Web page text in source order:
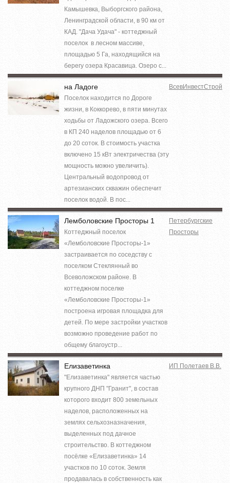
Камышевка, Выборгского района,
Ленинградской области, в 90 км от
КАД. "Дача Удача" - коттеджный
поселок в лесном массиве,
площадью 5 Га, находящийся на
берегу озера Красавица. Озеро с...
на Ладоге
Поселок находится по Дороге
жизни, в Коккорево, в пяти минутах
ходьбы от Ладожского озера. Всего
в КП 240 наделов площадью от 6
до 20 соток. В стоимость участка
включено 15 кВт электричества (эту
мощность можно увеличить).
Центральный водопровод от
артезианских скважин обеспечит
поселок водой. В пос...
ВсевИнвестСтрой
Лемболовские Просторы 1
Коттеджный поселок
«Лемболовские Просторы-1»
застраивается по соседству с
поселком Стеклянный во
Всеволожском районе. В
коттеджном поселке
«Лемболовские Просторы-1»
построена игровая площадка для
детей. По мере застройки участков
возможно проведение работ по
общему благоустр...
Петербургские
Просторы
Елизаветинка
"Елизаветинка" является частью
крупного ДНП "Гранит", в состав
которого входит 800 земельных
наделов, расположенных на
землях сельхозназначения,
выделенных под дачное
строительство. В коттеджном
посёлке «Елизаветинка» 14
участков по 10 соток. Земля
продавалась в собственность как
ИП Полетаев В.В.